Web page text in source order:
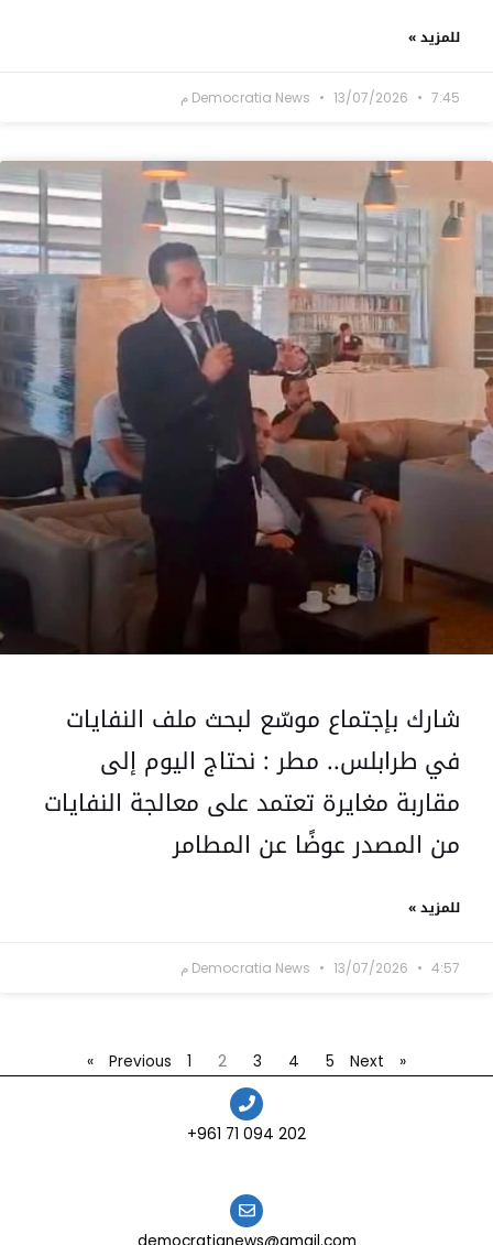
للمزيد »
Democratia News 13/07/2026 7:45 م
شارك بإجتماع موسّع لبحث ملف النفايات
في طرابلس.. مطر : نحتاج اليوم إلى
مقاربة مغايرة تعتمد على معالجة النفايات
من المصدر عوضًا عن المطامر
للمزيد »
Democratia News 13/07/2026 4:57 م
« Previous
1 2 3 4 5 Next »
202 094 71 961+